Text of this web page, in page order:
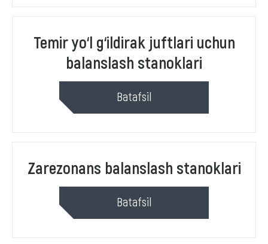
Temir yo‘l g‘ildirak juftlari uchun
balanslash stanoklari
Batafsil
Zarezonans balanslash stanoklari
Batafsil